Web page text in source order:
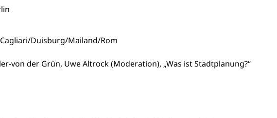
Duisburg/Mailand/Rom
von der Grün, Uwe Altrock (Moderation), „Was ist Stadtplanung?“